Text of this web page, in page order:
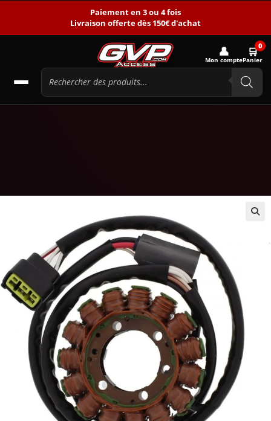
Paiement en 3 ou 4 fois
Livraison offerte dès 150€ d'achat
👤
Mon compte
🛒0
Panier